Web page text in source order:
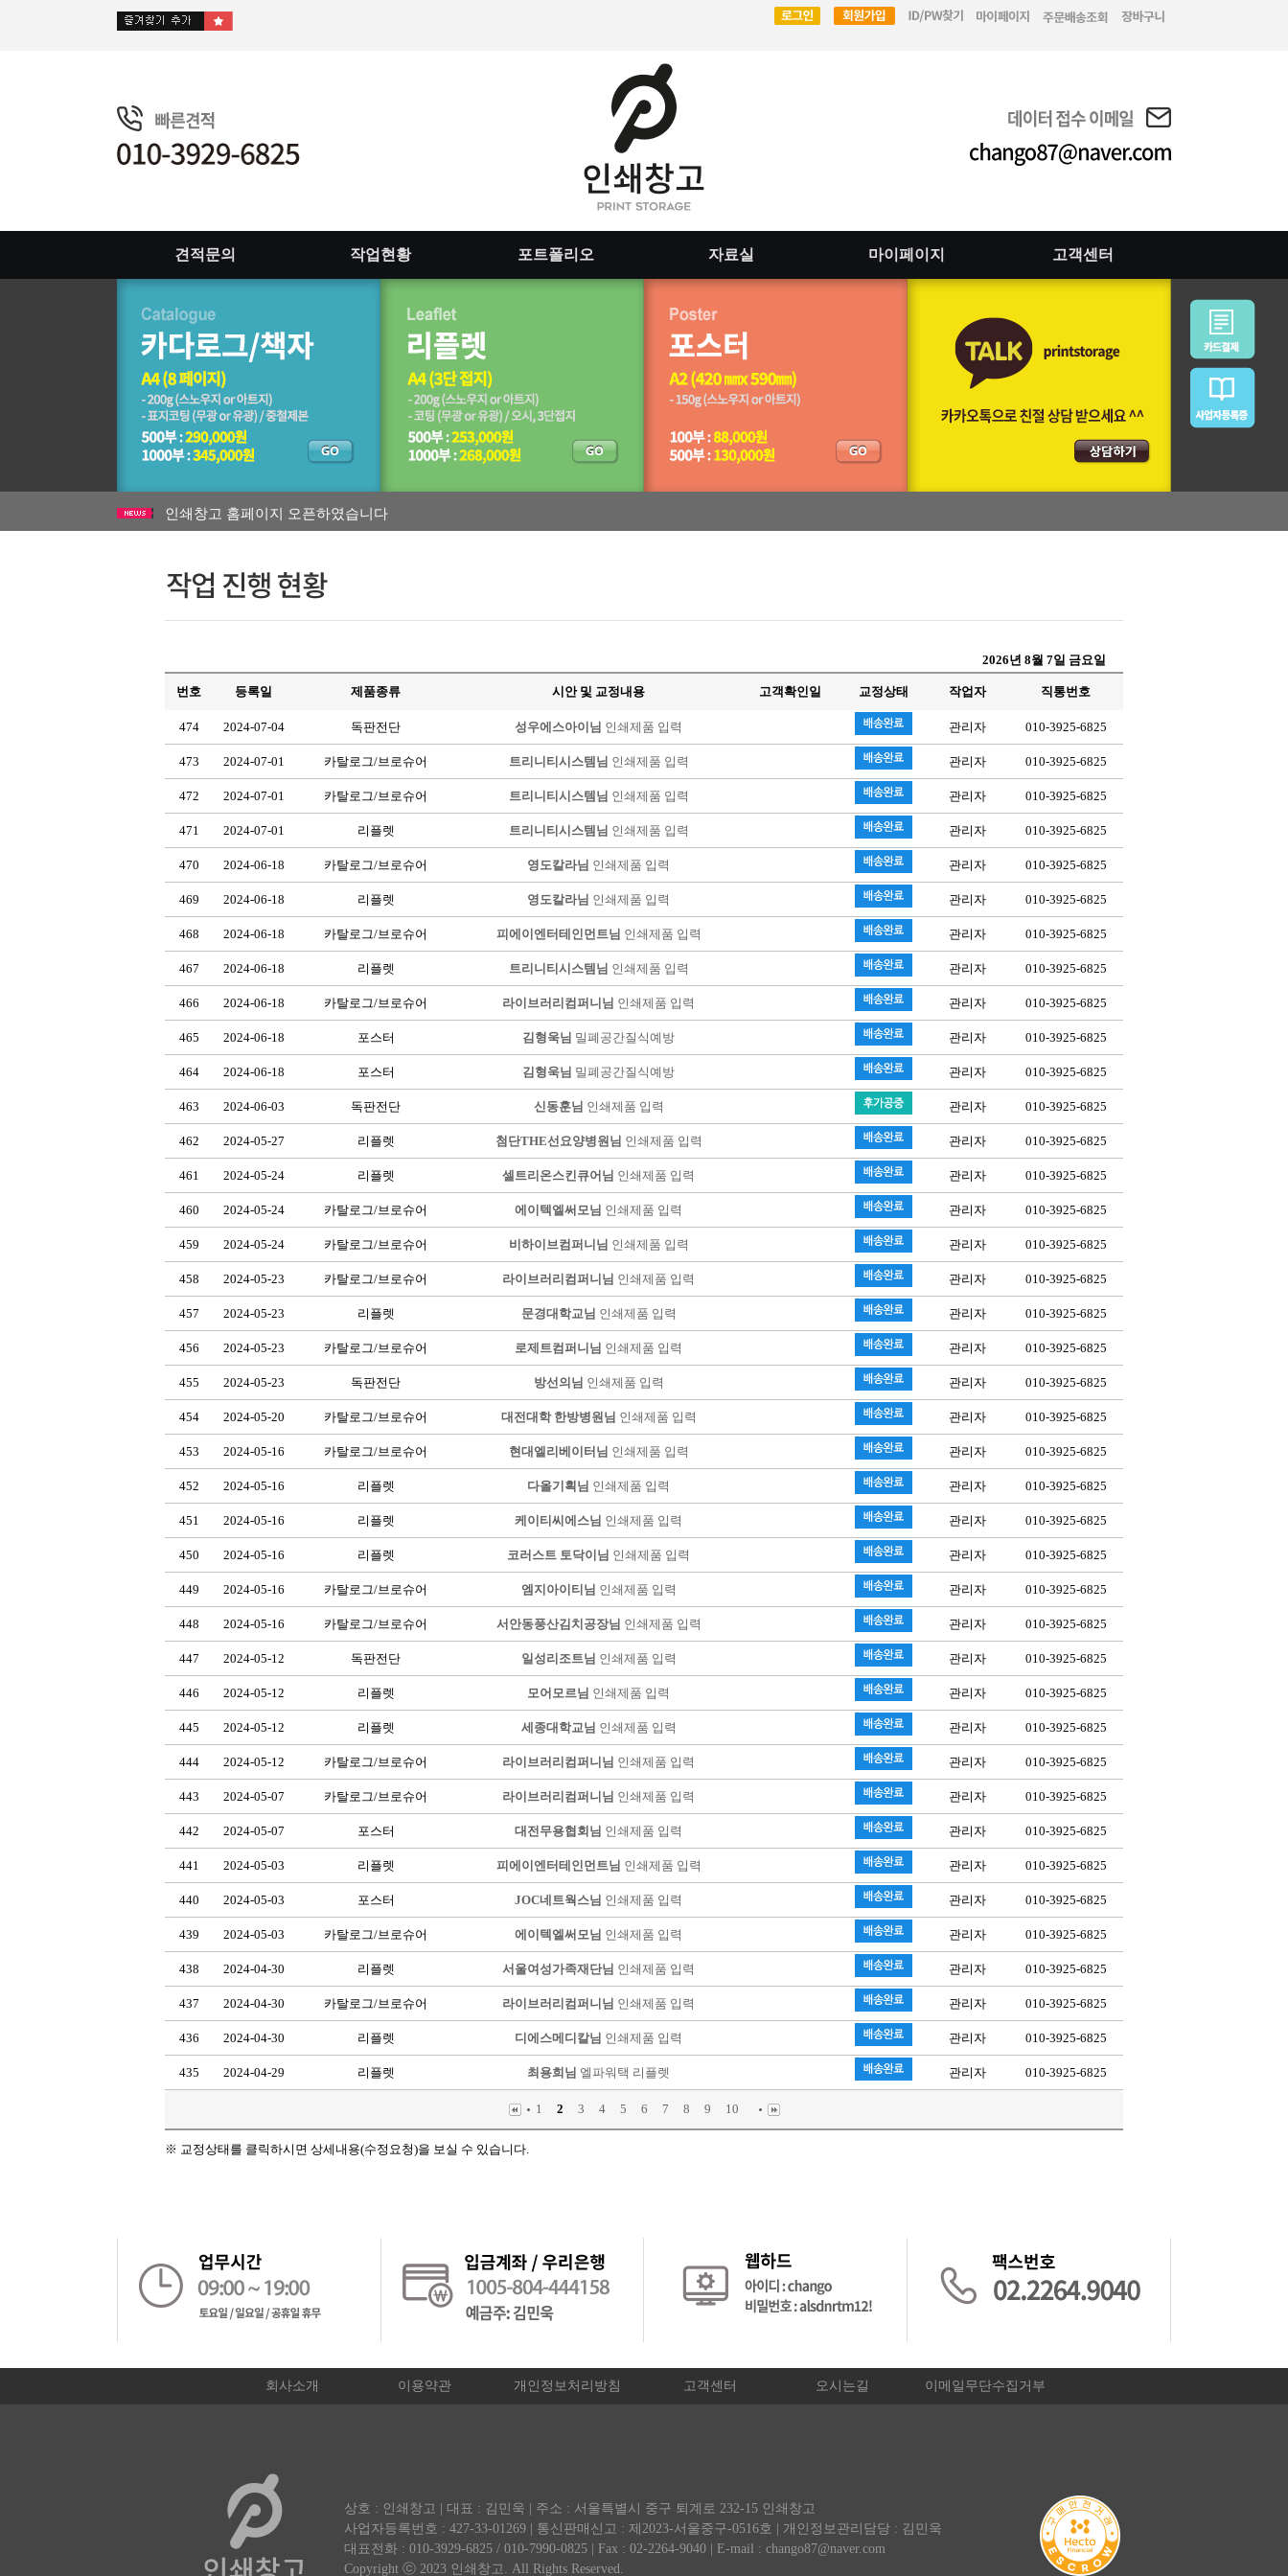
견적문의 작업현황 포트폴리오 자료실 마이페이지 고객센터
회원가입 하지 않고 이메일로 접수주문 가능합니다
인쇄창고 홈페이지 오픈하였습니다
빠른 인쇄, 빠른 출고 가능합니다. 문의 주십시요.
인쇄물 패키지 외 별도 견적,소량도 문의 가능합니다.
회원가입 하지 않고 이메일로 접수주문 가능합니다
인쇄물 패키지 외 별도 견적,소량도 문의 가능합니다.
2026년 8월 7일 금요일
번호 등록일 제품종류 시안 및 교정내용 고객확인일 교정상태 작업자 직통번호
474 2024-07-04 독판전단 성우에스아이님 인쇄제품 입력 관리자 010-3925-6825
473 2024-07-01 카탈로그/브로슈어 트리니티시스템님 인쇄제품 입력 관리자 010-3925-6825
472 2024-07-01 카탈로그/브로슈어 트리니티시스템님 인쇄제품 입력 관리자 010-3925-6825
471 2024-07-01 리플렛 트리니티시스템님 인쇄제품 입력 관리자 010-3925-6825
470 2024-06-18 카탈로그/브로슈어 영도칼라님 인쇄제품 입력 관리자 010-3925-6825
469 2024-06-18 리플렛 영도칼라님 인쇄제품 입력 관리자 010-3925-6825
468 2024-06-18 카탈로그/브로슈어 피에이엔터테인먼트님 인쇄제품 입력 관리자 010-3925-6825
467 2024-06-18 리플렛 트리니티시스템님 인쇄제품 입력 관리자 010-3925-6825
466 2024-06-18 카탈로그/브로슈어 라이브러리컴퍼니님 인쇄제품 입력 관리자 010-3925-6825
465 2024-06-18 포스터 김형욱님 밀폐공간질식예방 관리자 010-3925-6825
464 2024-06-18 포스터 김형욱님 밀폐공간질식예방 관리자 010-3925-6825
463 2024-06-03 독판전단 신동훈님 인쇄제품 입력 관리자 010-3925-6825
462 2024-05-27 리플렛 첨단THE선요양병원님 인쇄제품 입력 관리자 010-3925-6825
461 2024-05-24 리플렛 셀트리온스킨큐어님 인쇄제품 입력 관리자 010-3925-6825
460 2024-05-24 카탈로그/브로슈어 에이텍엘써모님 인쇄제품 입력 관리자 010-3925-6825
459 2024-05-24 카탈로그/브로슈어 비하이브컴퍼니님 인쇄제품 입력 관리자 010-3925-6825
458 2024-05-23 카탈로그/브로슈어 라이브러리컴퍼니님 인쇄제품 입력 관리자 010-3925-6825
457 2024-05-23 리플렛 문경대학교님 인쇄제품 입력 관리자 010-3925-6825
456 2024-05-23 카탈로그/브로슈어 로제트컴퍼니님 인쇄제품 입력 관리자 010-3925-6825
455 2024-05-23 독판전단 방선의님 인쇄제품 입력 관리자 010-3925-6825
454 2024-05-20 카탈로그/브로슈어 대전대학 한방병원님 인쇄제품 입력 관리자 010-3925-6825
453 2024-05-16 카탈로그/브로슈어 현대엘리베이터님 인쇄제품 입력 관리자 010-3925-6825
452 2024-05-16 리플렛 다올기획님 인쇄제품 입력 관리자 010-3925-6825
451 2024-05-16 리플렛 케이티씨에스님 인쇄제품 입력 관리자 010-3925-6825
450 2024-05-16 리플렛 코러스트 토닥이님 인쇄제품 입력 관리자 010-3925-6825
449 2024-05-16 카탈로그/브로슈어 엠지아이티님 인쇄제품 입력 관리자 010-3925-6825
448 2024-05-16 카탈로그/브로슈어 서안동풍산김치공장님 인쇄제품 입력 관리자 010-3925-6825
447 2024-05-12 독판전단 일성리조트님 인쇄제품 입력 관리자 010-3925-6825
446 2024-05-12 리플렛 모어모르님 인쇄제품 입력 관리자 010-3925-6825
445 2024-05-12 리플렛 세종대학교님 인쇄제품 입력 관리자 010-3925-6825
444 2024-05-12 카탈로그/브로슈어 라이브러리컴퍼니님 인쇄제품 입력 관리자 010-3925-6825
443 2024-05-07 카탈로그/브로슈어 라이브러리컴퍼니님 인쇄제품 입력 관리자 010-3925-6825
442 2024-05-07 포스터 대전무용협회님 인쇄제품 입력 관리자 010-3925-6825
441 2024-05-03 리플렛 피에이엔터테인먼트님 인쇄제품 입력 관리자 010-3925-6825
440 2024-05-03 포스터 JOC네트웍스님 인쇄제품 입력 관리자 010-3925-6825
439 2024-05-03 카탈로그/브로슈어 에이텍엘써모님 인쇄제품 입력 관리자 010-3925-6825
438 2024-04-30 리플렛 서울여성가족재단님 인쇄제품 입력 관리자 010-3925-6825
437 2024-04-30 카탈로그/브로슈어 라이브러리컴퍼니님 인쇄제품 입력 관리자 010-3925-6825
436 2024-04-30 리플렛 디에스메디칼님 인쇄제품 입력 관리자 010-3925-6825
435 2024-04-29 리플렛 최용희님 엘파워택 리플렛 관리자 010-3925-6825
1 2 3 4 5 6 7 8 9 10
※ 교정상태를 클릭하시면 상세내용(수정요청)을 보실 수 있습니다.
회사소개 이용약관 개인정보처리방침 고객센터 오시는길 이메일무단수집거부
상호 : 인쇄창고 | 대표 : 김민욱 | 주소 : 서울특별시 중구 퇴계로 232-15 인쇄창고
사업자등록번호 : 427-33-01269 | 통신판매신고 : 제2023-서울중구-0516호 | 개인정보관리담당 : 김민욱
대표전화 : 010-3929-6825 / 010-7990-0825 | Fax : 02-2264-9040 | E-mail : chango87@naver.com
Copyright ⓒ 2023 인쇄창고. All Rights Reserved.